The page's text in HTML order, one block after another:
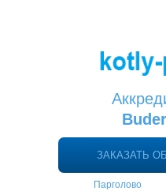
ЗАКАЗАТЬ
Парголово